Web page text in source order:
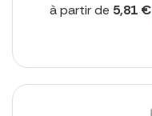
à partir de 5,81 €